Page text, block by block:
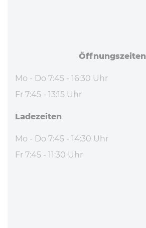
Öff­nungs­zei­ten
Mo - Do 7:45 - 16:30 Uhr
Fr 7:45 - 13:15 Uhr
La­de­zei­ten
Mo - Do 7:45 - 14:30 Uhr
Fr 7:45 - 11:30 Uhr